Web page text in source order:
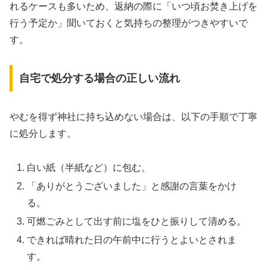
れるケースも多いため、返納の際に「いつ頃お焚き上げを
行う予定か」聞いておくと気持ちの整理がつきやすいで
す。
自宅で処分する場合の正しい流れ
やむを得ず神社に持ち込めない場合は、以下の手順で丁寧
に処分します。
白い紙（半紙など）に包む。
「ありがとうございました」と感謝の言葉をかけ
る。
可燃ごみとして出す前に塩をひと振りして清める。
できれば晴れた日の午前中に行うとよいとされま
す。